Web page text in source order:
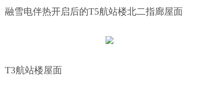
融雪电伴热开启后的T5航站楼北二指廊屋面
T3航站楼屋面